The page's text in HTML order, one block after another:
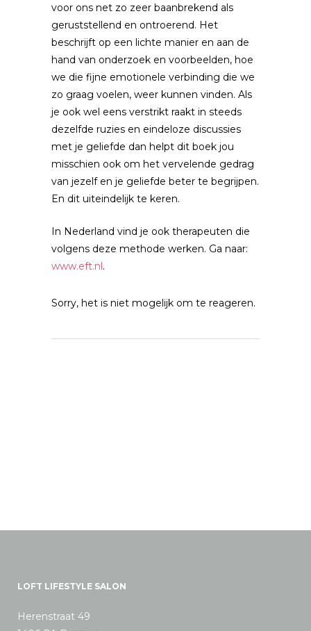
voor ons net zo zeer baanbrekend als
geruststellend en ontroerend. Het
beschrijft op een lichte manier en aan de
hand van onderzoek en voorbeelden, hoe
we die fijne emotionele verbinding die we
zo graag voelen, weer kunnen vinden. Als
je ook wel eens verstrikt raakt in steeds
dezelfde ruzies en eindeloze discussies
met je geliefde dan helpt dit boek jou
misschien ook om het vervelende gedrag
van jezelf en je geliefde beter te begrijpen.
En dit uiteindelijk te keren.
In Nederland vind je ook therapeuten die
volgens deze methode werken. Ga naar:
www.eft.nl.
Sorry, het is niet mogelijk om te reageren.
LOFT LIFESTYLE SALON
Herenstraat 49